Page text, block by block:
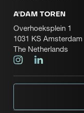
A'DAM TOREN
Overhoeksplein 1
1031 KS Amsterdam
The Netherlands